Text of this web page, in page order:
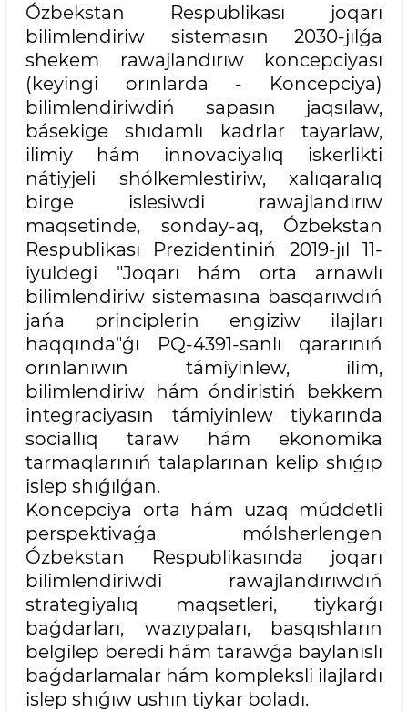
Ózbekstan Respublikası joqarı
bilimlendiriw sistemasın 2030-jılǵa
shekem rawajlandırıw koncepciyası
(keyingi orınlarda - Koncepciya)
bilimlendiriwdiń sapasın jaqsılaw,
básekige shıdamlı kadrlar tayarlaw,
ilimiy hám innovaciyalıq iskerlikti
nátiyjeli shólkemlestiriw, xalıqaralıq
birge islesiwdi rawajlandırıw
maqsetinde, sonday-aq, Ózbekstan
Respublikası Prezidentiniń 2019-jıl 11-
iyuldegi "Joqarı hám orta arnawlı
bilimlendiriw sistemasına basqarıwdıń
jańa principlerin engiziw ilajları
haqqında"ǵı PQ-4391-sanlı qararınıń
orınlanıwın támiyinlew, ilim,
bilimlendiriw hám óndiristiń bekkem
integraciyasın támiyinlew tiykarında
sociallıq taraw hám ekonomika
tarmaqlarınıń talaplarınan kelip shıǵıp
islep shıǵılǵan.
Koncepciya orta hám uzaq múddetli
perspektivaǵa mólsherlengen
Ózbekstan Respublikasında joqarı
bilimlendiriwdi rawajlandırıwdıń
strategiyalıq maqsetleri, tiykarǵı
baǵdarları, wazıypaları, basqıshların
belgilep beredi hám tarawǵa baylanıslı
baǵdarlamalar hám kompleksli ilajlardı
islep shıǵıw ushın tiykar boladı.